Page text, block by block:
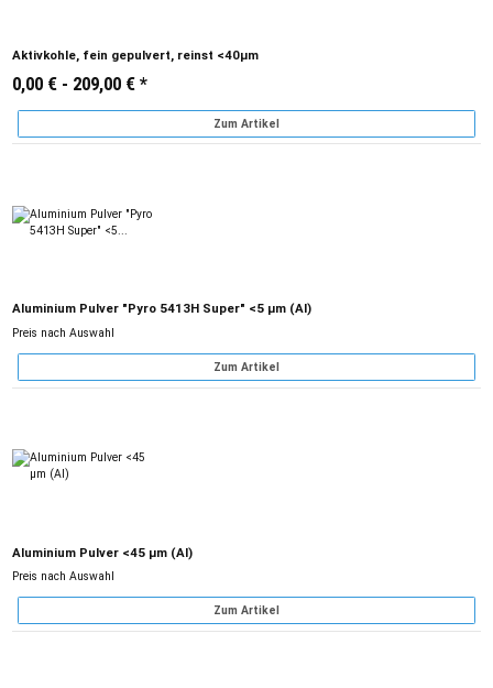
Aktivkohle, fein gepulvert, reinst <40µm
0,00 € - 209,00 € *
Zum Artikel
Aluminium Pulver "Pyro 5413H Super" <5 µm (Al)
Preis nach Auswahl
Zum Artikel
Aluminium Pulver <45 µm (Al)
Preis nach Auswahl
Zum Artikel